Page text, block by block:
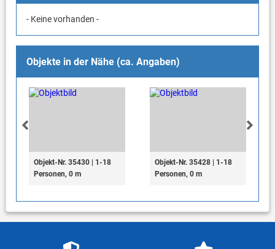
- Keine vorhanden -
Objekte in der Nähe (ca. Angaben)
Objekt-Nr. 35430 | 1-18
Personen, 0 m
Objekt-Nr. 35428 | 1-18
Personen, 0 m